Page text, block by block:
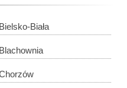
Bielsko-Biała
Blachownia